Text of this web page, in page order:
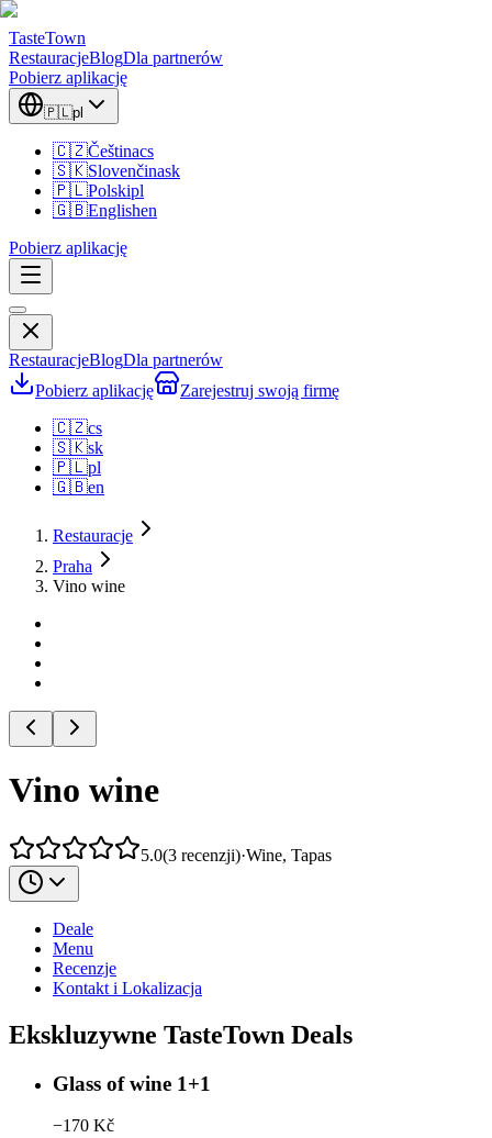
TasteTown
RestauracjeBlogDla partnerów
Pobierz aplikację
🇵🇱pl
🇨🇿Češtinacs
🇸🇰Slovenčinask
🇵🇱Polskipl
🇬🇧Englishen
Pobierz aplikację
RestauracjeBlogDla partnerów
Pobierz aplikację
Zarejestruj swoją firmę
🇨🇿cs
🇸🇰sk
🇵🇱pl
🇬🇧en
Restauracje
Praha
Vino wine
Vino wine
5.0(3 recenzji)·Wine, Tapas
Deale
Menu
Recenzje
Kontakt i Lokalizacja
Ekskluzywne TasteTown Deals
Glass of wine 1+1
−170 Kč